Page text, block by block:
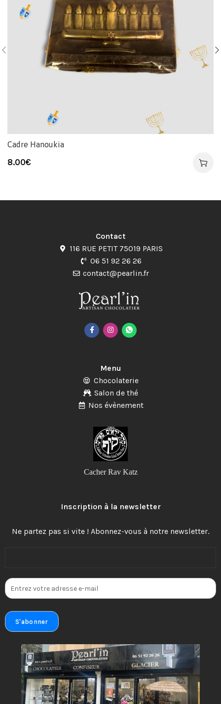
Cadre Hanoukia
8.00€
Contact
116 RUE PETIT 75019 PARIS
06 51 92 26 26
contact@pearlin.fr
Menu
Chocolaterie
Salon de thé
Nos évènement
Cacher Rav Katz
Inscription à la newsletter
Ne partez pas si vite ! Abonnez-vous à notre newsletter.